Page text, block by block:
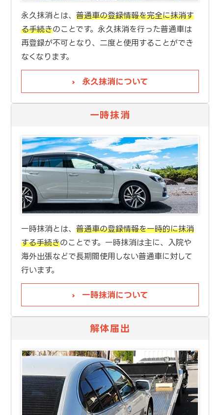
永久抹消とは、 普通車の登録情報を完全に抹消す
る手続きのことです。永久抹消を行った普通車は
再登録が不可となり、二度と使用することができ
なくなります。
永久抹消について
一時抹消
一時抹消とは、 普通車の登録情報を一時的に抹消
する手続きのことです。一時抹消は主に、入院や
海外出張などで長期間使用しない普通車に対して
行います。
一時抹消について
解体届出